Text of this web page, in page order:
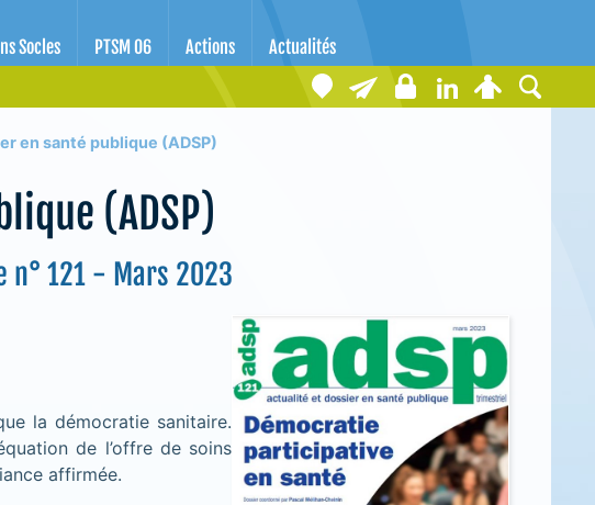
Socles PTSM 06 Actions Actualités
en santé publique (ADSP)
(ADSP)
121 - Mars 2023
la démocratie sanitaire.
de l’offre de soins
affirmée.